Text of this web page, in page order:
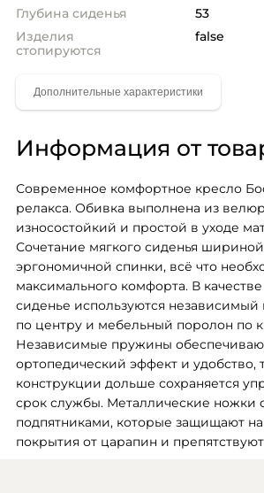
Глубина сиденья
53
Изделия
стопируются
false
Информация от
Современное комфортное кресло
релакса. Обивка выполнена из
износостойкий и простой в уходе
Сочетание мягкого сиденья
эргономичной спинки, всё что
максимального комфорта. В
сиденье используются
по центру и мебельный поролон по
Независимые пружины
ортопедический эффект и удобство,
конструкции дольше сохраняется
срок службы. Металлические ножки
подпятниками, которые защищают
покрытия от царапин и